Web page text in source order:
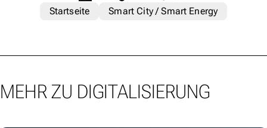
Startseite
Smart City / Smart Energy
MEHR ZU DIGITALISIERUNG